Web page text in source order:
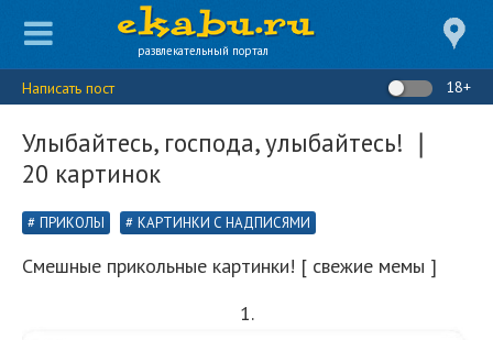
развлекательный портал
Написать пост 18+
Улыбайтесь, господа, улыбайтесь! ❘
20 картинок
ПРИКОЛЫ КАРТИНКИ С НАДПИСЯМИ
Смешные прикольные картинки! [ свежие мемы ]
1.